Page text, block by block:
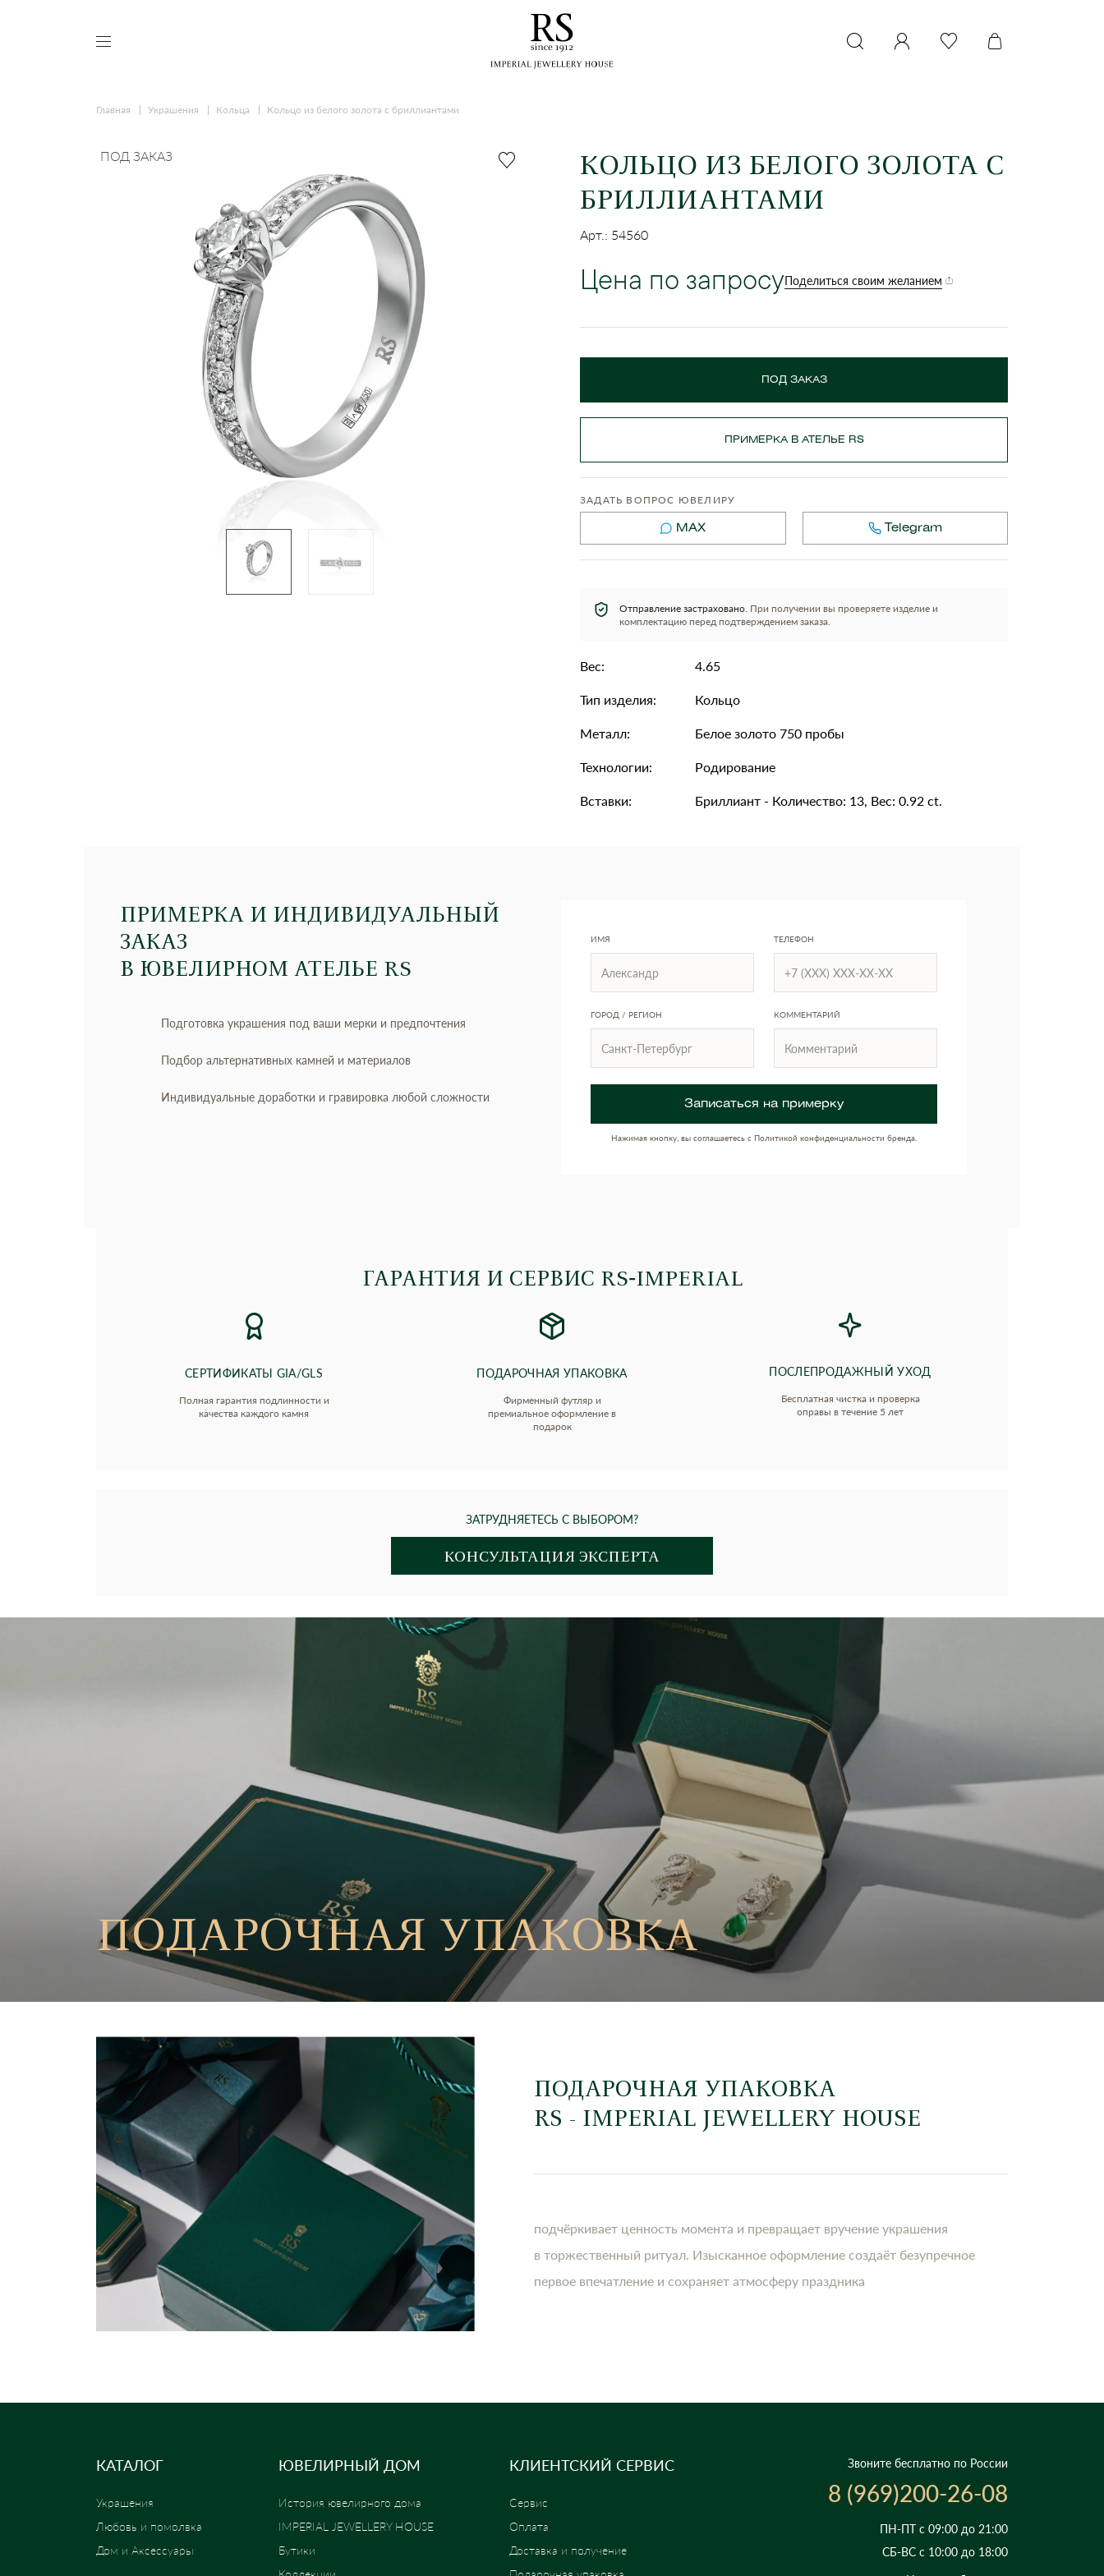
Главная Украшения Кольца Кольцо из белого золота с бриллиантами
ПОД ЗАКАЗ
КОЛЬЦО ИЗ БЕЛОГО ЗОЛОТА С
БРИЛЛИАНТАМИ
Арт.: 54560
Цена по запросуПоделиться своим желанием
ПОД ЗАКАЗ
ПРИМЕРКА В АТЕЛЬЕ RS
ЗАДАТЬ ВОПРОС ЮВЕЛИРУ
MAX Telegram
Отправление застраховано. При получении вы проверяете изделие и
комплектацию перед подтверждением заказа.
Вес:
4.65
Тип изделия:
Кольцо
Металл:
Белое золото 750 пробы
Технологии:
Родирование
Вставки:
Бриллиант - Количество: 13, Вес: 0.92 ct.
ПРИМЕРКА И ИНДИВИДУАЛЬНЫЙ
ЗАКАЗ
В ЮВЕЛИРНОМ АТЕЛЬЕ RS
Подготовка украшения под ваши мерки и предпочтения
Подбор альтернативных камней и материалов
Индивидуальные доработки и гравировка любой сложности
ИМЯ ТЕЛЕФОН
ГОРОД / РЕГИОН КОММЕНТАРИЙ
Записаться на примерку
Нажимая кнопку, вы соглашаетесь с Политикой конфиденциальности бренда.
ГАРАНТИЯ И СЕРВИС RS‑IMPERIAL
СЕРТИФИКАТЫ GIA/GLS
Полная гарантия подлинности и
качества каждого камня
ПОДАРОЧНАЯ УПАКОВКА
Фирменный футляр и
премиальное оформление в
подарок
ПОСЛЕПРОДАЖНЫЙ УХОД
Бесплатная чистка и проверка
оправы в течение 5 лет
ЗАТРУДНЯЕТЕСЬ С ВЫБОРОМ?
КОНСУЛЬТАЦИЯ ЭКСПЕРТА
ПОДАРОЧНАЯ УПАКОВКА
ПОДАРОЧНАЯ УПАКОВКА
RS - IMPERIAL JEWELLERY HOUSE
подчёркивает ценность момента и превращает вручение украшения
в торжественный ритуал. Изысканное оформление создаёт безупречное
первое впечатление и сохраняет атмосферу праздника
КАТАЛОГ
Украшения
Любовь и помолвка
Дом и Аксессуары
ЮВЕЛИРНЫЙ ДОМ
История ювелирного дома
IMPERIAL JEWELLERY HOUSE
Бутики
КЛИЕНТСКИЙ СЕРВИС
Сервис
Оплата
Доставка и получение
Звоните бесплатно по России
8 (969)200-26-08
ПН-ПТ с 09:00 до 21:00
СБ-ВС с 10:00 до 18:00